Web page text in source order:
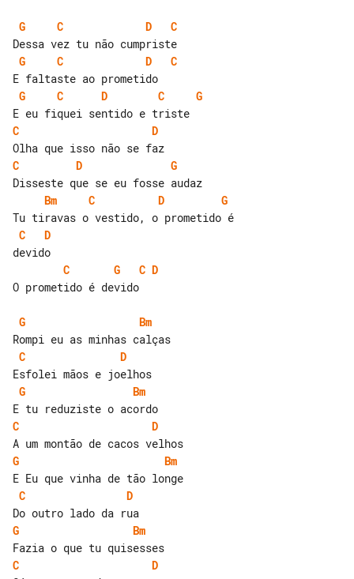
G C D
C
G
C D
C
G
C D C
G
C
D
C
D
G
Bm
C D
G
C
D
C
G C D
O prometido é devido
G
Bm
C
D
G
Bm
C
D
G
Bm
C
D
G
Bm
C
D